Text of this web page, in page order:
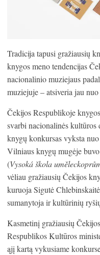
Tradicija tapusi gražiausių
knygos meno tendencijas
nacionalinio muziejaus
muziejuje – atsiveria jau
Čekijos Respublikoje
svarbi nacionalinės kultūros
knygų konkursas vyksta
Vilniaus knygų mugėje
(Vysoká škola
vėliau gražiausių Čekijos
kuruoja Sigutė
sumanytoja ir kultūrinių
Kasmetinį gražiausių
Respublikos Kultūros
ąjį kartą vykusiame